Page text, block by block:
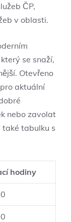
ČP,
v oblasti.
se snaží,
Otevřeno
aktuální
nebo zavolat
také tabulku s
hodiny